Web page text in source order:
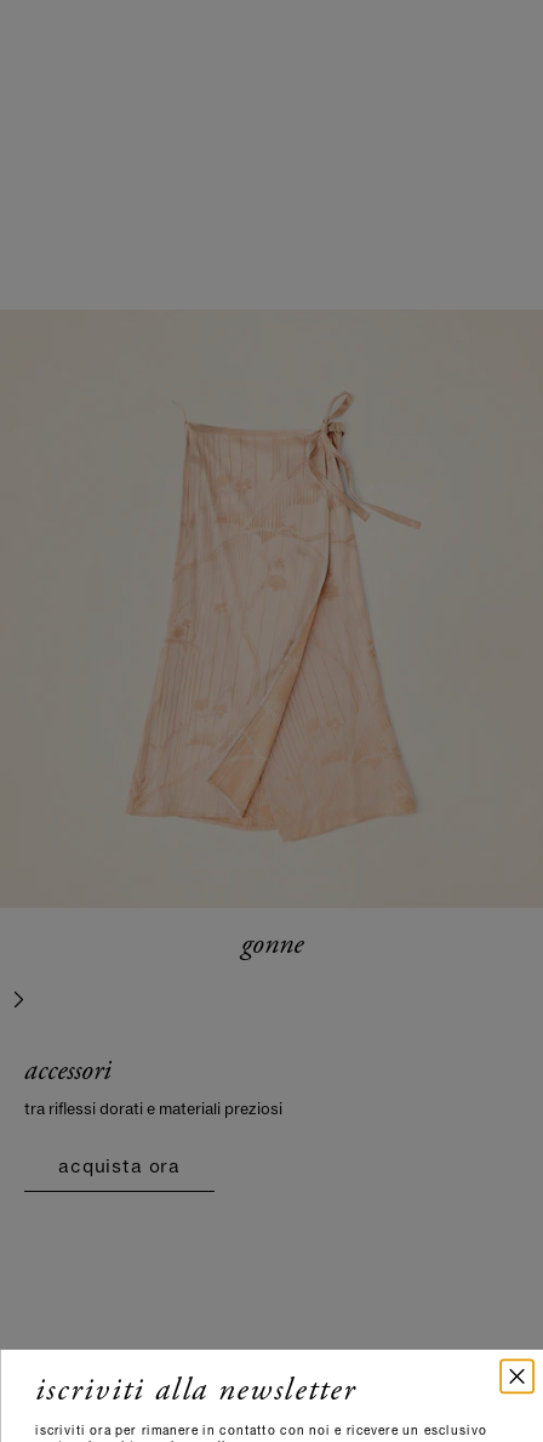
gonne
successivo
accessori
tra riflessi dorati e materiali preziosi
acquista ora
iscriviti alla newsletter
iscriviti ora per rimanere in contatto con noi e ricevere un esclusivo